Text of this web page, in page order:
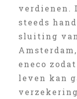
verdienen.
steeds
sluiting
eneco
leven kan